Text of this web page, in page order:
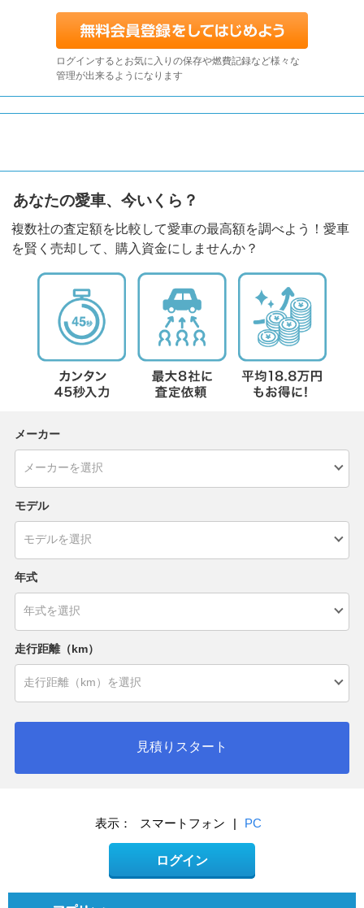
ログインするとお気に入りの保存や燃費記録など様々な
管理が出来るようになります
あなたの愛車、今いくら？
複数社の査定額を比較して愛車の最高額を調べよう！愛車
を賢く売却して、購入資金にしませんか？
メーカー
モデル
年式
走行距離（km）
見積りスタート
表示： スマートフォン | PC
ログイン